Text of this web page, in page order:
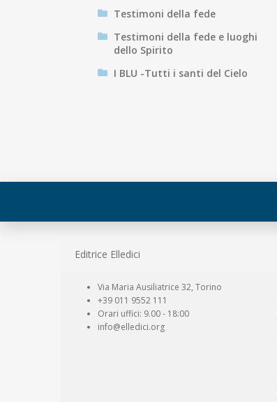
Testimoni della fede
Testimoni della fede e luoghi
dello Spirito
I BLU -Tutti i santi del Cielo
Editrice Elledici
Via Maria Ausiliatrice 32, Torino
+39 011 9552 111
Orari uffici: 9.00 - 18:00
info@elledici.org